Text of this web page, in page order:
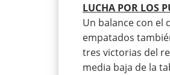
LUCHA POR LOS
Un balance con el
empatados
tres victorias del
media baja de la